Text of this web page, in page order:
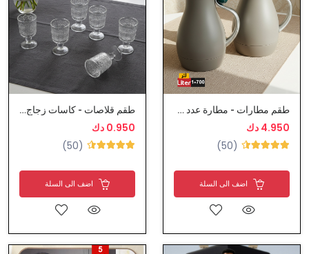
طقم مطارات - مطارة عدد 2 حبة - نوعية ممتازة
4.950 دك
(50)
اضف الى السلة
طقم قلاصات - كاسات زجاج ميني بقاعدة إطار فضي
0.950 دك
(50)
اضف الى السلة